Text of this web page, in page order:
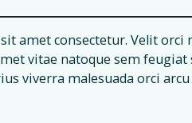
amet consectetur. Velit
vitae natoque sem
viverra malesuada orci